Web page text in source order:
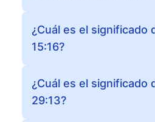
¿Cuál es el significado
15:16?
¿Cuál es el significado
29:13?